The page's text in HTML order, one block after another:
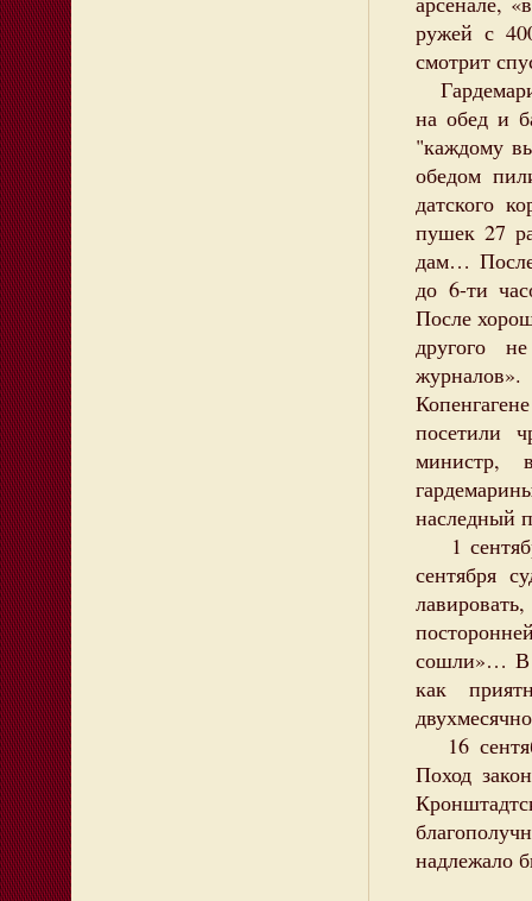
ружей с
смотрит
на обед и
"каждому
обедом
датского
пушек 27
дам…
до 6-ти
После
другого
посетили
министр,
наследный
1
сентября
сошли»… В
как
16
Поход
надлежало